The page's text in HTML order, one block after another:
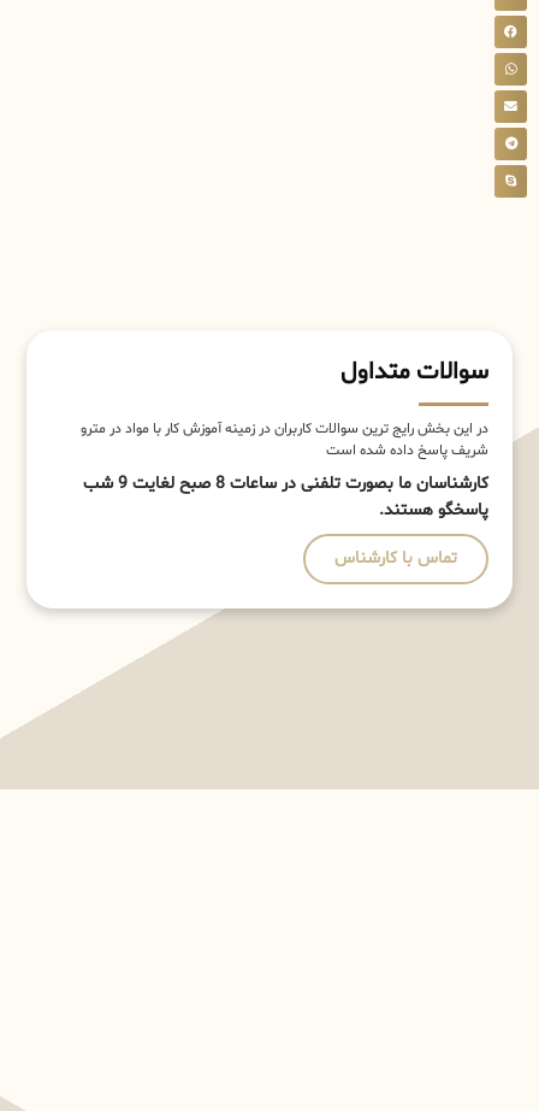
سوالات متداول
در این بخش رایج ترین سوالات کاربران در زمینه آموزش کار با مواد در مترو
شریف پاسخ داده شده است
کارشناسان ما بصورت تلفنی در ساعات 8 صبح لغایت 9 شب
پاسخگو هستند.
تماس با کارشناس